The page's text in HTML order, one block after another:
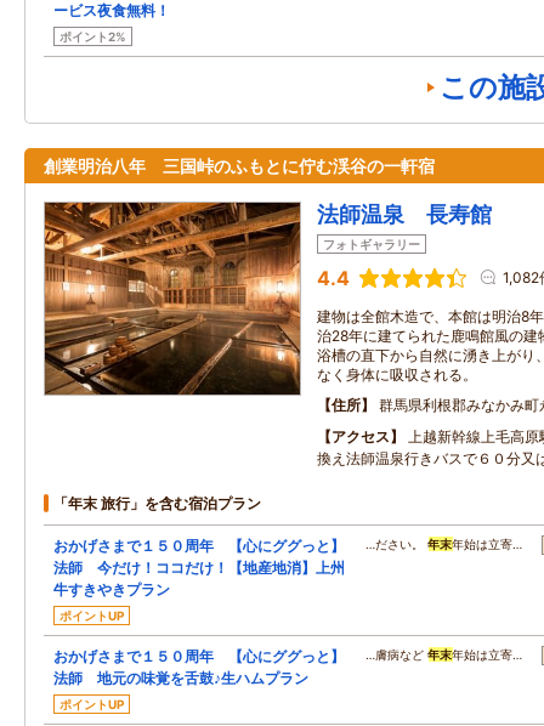
ービス夜食無料！
ポイント2%
この施
創業明治八年 三国峠のふもとに佇む渓谷の一軒宿
法師温泉 長寿館
フォトギャラリー
4.4 1,082
建物は全館木造で、本館は明治8
治28年に建てられた鹿鳴館風の
浴槽の直下から自然に湧き上がり
なく身体に吸収される。
住所
群馬県利根郡みなかみ町
アクセス
上越新幹線上毛高
換え法師温泉行きバスで６０分又
「年末 旅行」を含む宿泊プラン
おかげさまで１５０周年 【心にググっと】
法師 今だけ！ココだけ！【地産地消】上州
牛すきやきプラン
ポイントUP
…ださい。年末年始は立寄…
おかげさまで１５０周年 【心にググっと】
法師 地元の味覚を舌鼓♪生ハムプラン
ポイントUP
…膚病など年末年始は立寄…